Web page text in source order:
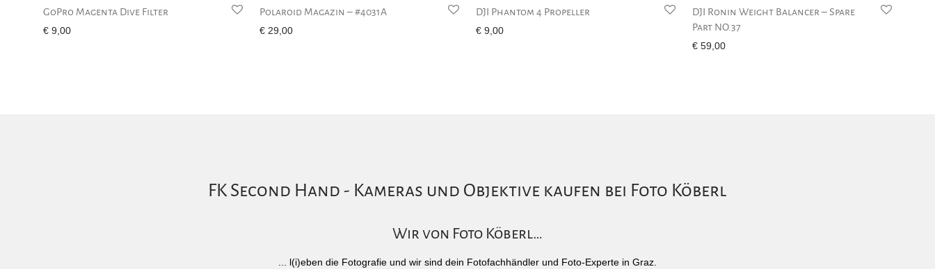
GoPro Magenta Dive Filter
€ 9,00
Polaroid Magazin – #4031A
€ 29,00
DJI Phantom 4 Propeller
€ 9,00
DJI Ronin Weight Balancer – Spare
Part NO.37
€ 59,00
FK Second Hand - Kameras und Objektive kaufen bei Foto Köberl
Wir von Foto Köberl…
... l(i)eben die Fotografie und wir sind dein Fotofachhändler und Foto-Experte in Graz.